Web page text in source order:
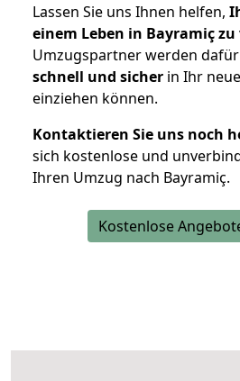
Lassen Sie uns Ihnen helfen,
einem Leben in Bayramiç
Umzugspartner werden
schnell und sicher in Ihr
einziehen können.
Kontaktieren Sie uns noch
sich kostenlose und
Ihren Umzug nach Bayramiç.
Kostenlose